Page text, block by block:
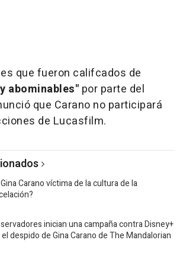
que fueron califcados de
abominables" por parte del
que Carano no participará
de Lucasfilm.
Carano víctima de la cultura de la
inician una campaña contra Disney+
despido de Gina Carano de The Mandalorian